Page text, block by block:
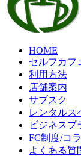
HOME
セルフカフ
利用方法
店舗案内
サブスク
レンタルス
ビジネスプ
FC制度/コ
よくある質